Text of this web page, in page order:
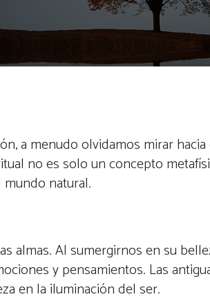
a menudo olvidamos mirar
no es solo un concepto
natural.
almas. Al sumergirnos en su
y pensamientos. Las
en la iluminación del ser.